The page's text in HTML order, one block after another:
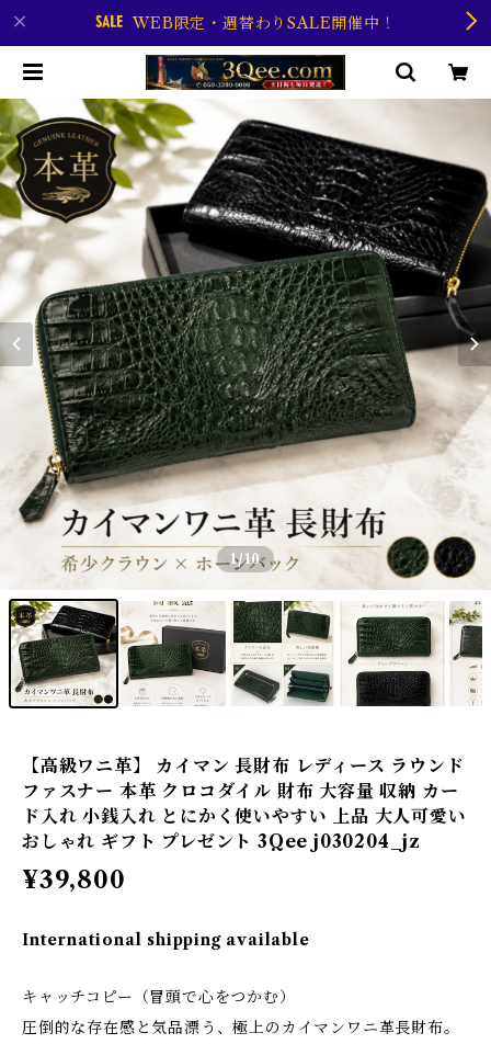
WEB限定・週替わりSALE開催中！
1/10
【高級ワニ革】 カイマン 長財布 レディース ラウンド
ファスナー 本革 クロコダイル 財布 大容量 収納 カー
ド入れ 小銭入れ とにかく使いやすい 上品 大人可愛い
おしゃれ ギフト プレゼント 3Qee j030204_jz
¥39,800
International shipping available
キャッチコピー（冒頭で心をつかむ）
圧倒的な存在感と気品漂う、極上のカイマンワニ革長財布。